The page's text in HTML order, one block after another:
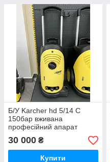
Б/У Karcher hd 5/14 C
150бар вживана
професійний апарат
високого тиску
30 000 ₴
Купити